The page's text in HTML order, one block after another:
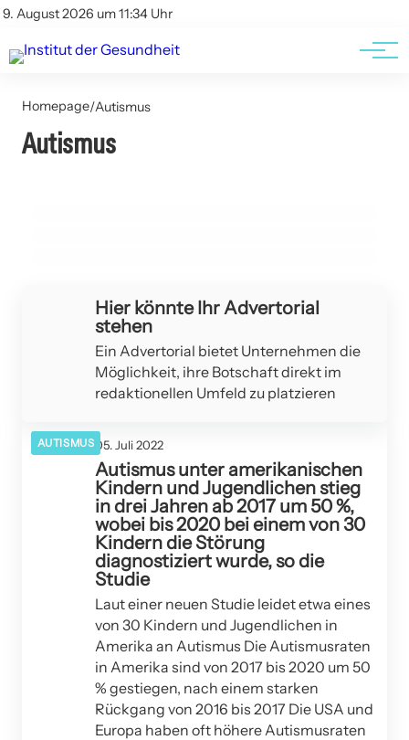
9. August 2026 um 11:34 Uhr
Kontakt
Kontakt
AGBs
Homepage/Autismus
Autismus
30. April 2023
Autistische Frauen sind anfällig für psychische
15. Dezember 2022
Kleine Moleküle in der Muttermilch können die
Hier könnte Ihr Advertorial
stehen
Ein Advertorial bietet Unternehmen die
Möglichkeit, ihre Botschaft direkt im
redaktionellen Umfeld zu platzieren
AUTISMUS 05. Juli 2022
Autismus unter amerikanischen
Kindern und Jugendlichen stieg
in drei Jahren ab 2017 um 50 %,
wobei bis 2020 bei einem von 30
Kindern die Störung
diagnostiziert wurde, so die
Studie
Laut einer neuen Studie leidet etwa eines
von 30 Kindern und Jugendlichen in
Amerika an Autismus Die Autismusraten
in Amerika sind von 2017 bis 2020 um 50
% gestiegen, nach einem starken
Rückgang von 2016 bis 2017 Die USA und
Europa haben oft höhere Autismusraten